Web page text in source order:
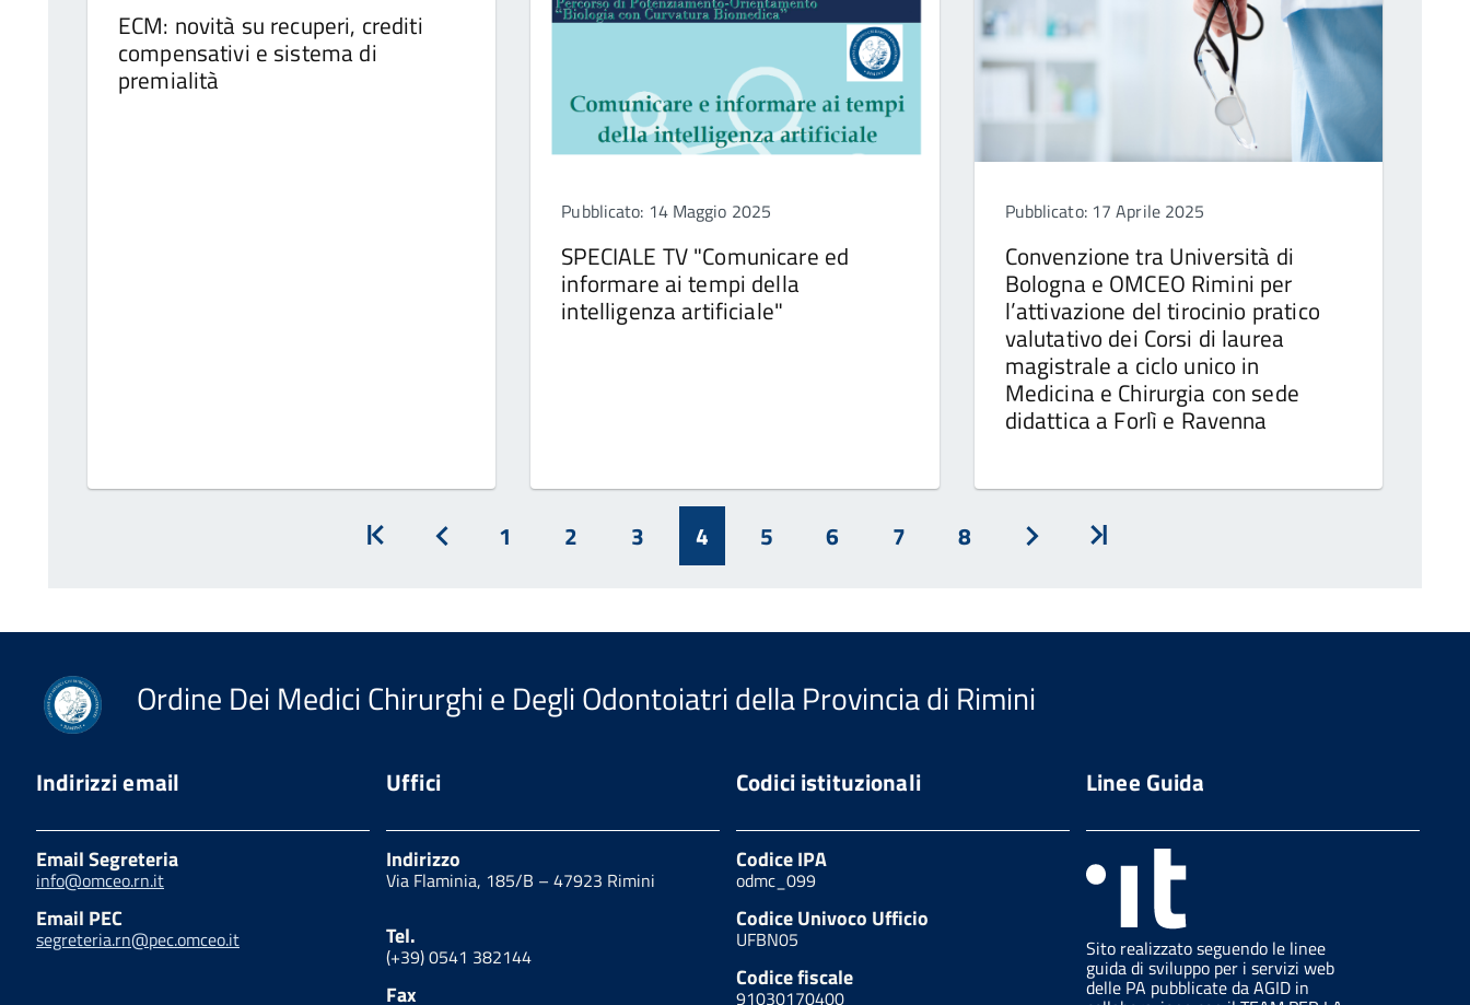
ECM: novità su recuperi, crediti
compensativi e sistema di
premialità
Pubblicato: 14 Maggio 2025
SPECIALE TV "Comunicare ed
informare ai tempi della
intelligenza artificiale"
Pubblicato: 17 Aprile 2025
Convenzione tra Università di
Bologna e OMCEO Rimini per
l’attivazione del tirocinio pratico
valutativo dei Corsi di laurea
magistrale a ciclo unico in
Medicina e Chirurgia con sede
didattica a Forlì e Ravenna
1 2 3 4 5 6 7 8
Ordine Dei Medici Chirurghi e Degli Odontoiatri della Provincia di Rimini
Indirizzi email
Email Segreteria
info@omceo.rn.it
Email PEC
segreteria.rn@pec.omceo.it
Uffici
Indirizzo
Via Flaminia, 185/B – 47923 Rimini
Tel.
(+39) 0541 382144
Fax
Codici istituzionali
Codice IPA
odmc_099
Codice Univoco Ufficio
UFBN05
Codice fiscale
91030170400
Linee Guida
Sito realizzato seguendo le linee
guida di sviluppo per i servizi web
delle PA pubblicate da AGID in